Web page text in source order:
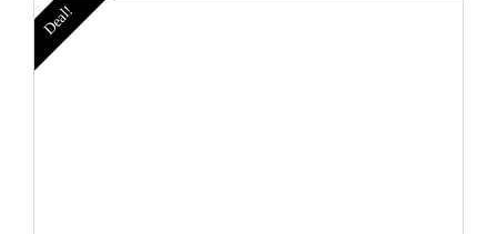
Deal!